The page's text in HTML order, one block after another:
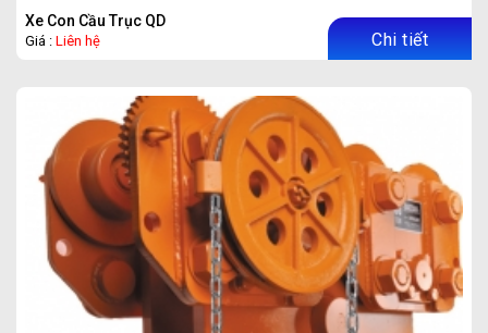
Xe Con Cầu Trục QD
Giá : Liên hệ Chi tiết